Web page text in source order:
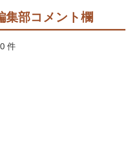
集部コメント欄
件